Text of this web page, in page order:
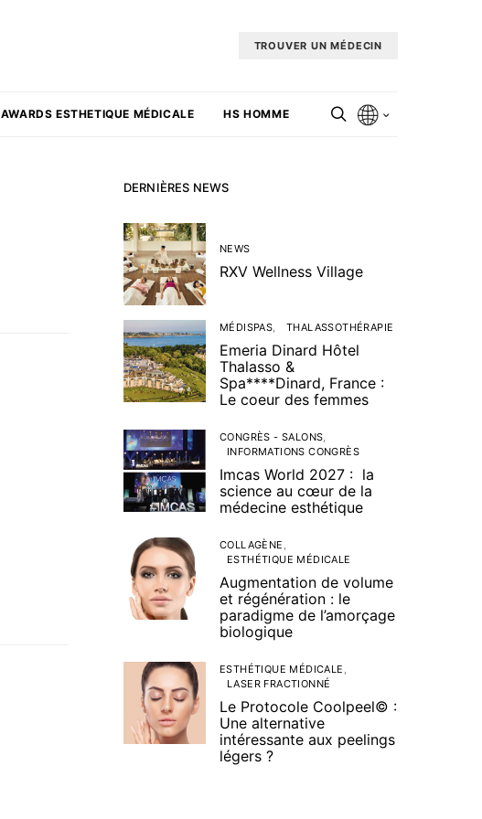
TROUVER UN MÉDECIN
AWARDS ESTHETIQUE MÉDICALE HS HOMME
DERNIÈRES NEWS
NEWS
RXV Wellness Village
MÉDISPAS THALASSOTHÉRAPIE
Emeria Dinard Hôtel
Thalasso &
Spa****Dinard, France :
Le coeur des femmes
CONGRÈS - SALONS
INFORMATIONS CONGRÈS
Imcas World 2027 : la
science au cœur de la
médecine esthétique
COLLAGÈNE
ESTHÉTIQUE MÉDICALE
Augmentation de volume
et régénération : le
paradigme de l’amorçage
biologique
ESTHÉTIQUE MÉDICALE
LASER FRACTIONNÉ
Le Protocole Coolpeel© :
Une alternative
intéressante aux peelings
légers ?